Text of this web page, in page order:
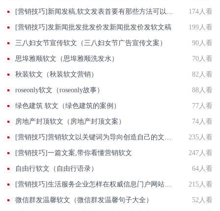
[营销技巧]新闻发稿,软文发表首要有那些方法可以选择? 174人看
[营销技巧]发新闻批发批发价发新闻批发价发软文稿 199人看
三八妇女节宣传软文（三八妇女节广告宣传文案） 90人看
思埠雅顺软文（思埠雅顺洗发水） 70人看
秋装软文（秋装软文营销） 82人看
roseonly软文（roseonly故事） 88人看
绿色建筑 软文（绿色建筑的案例） 77人看
房地产封顶软文（房地产封顶文案） 74人看
[营销技巧]营销软文以关键词为导向创造自己的文笔风格 235人看
[营销技巧]一篇文案,带你看懂营销软文 247人看
自由行软文（自由行语录） 64人看
[营销技巧]生活服务企业怎样在权威信息门户网站发稿? 215人看
微信群发温馨软文（微信群发温馨句子大全） 52人看